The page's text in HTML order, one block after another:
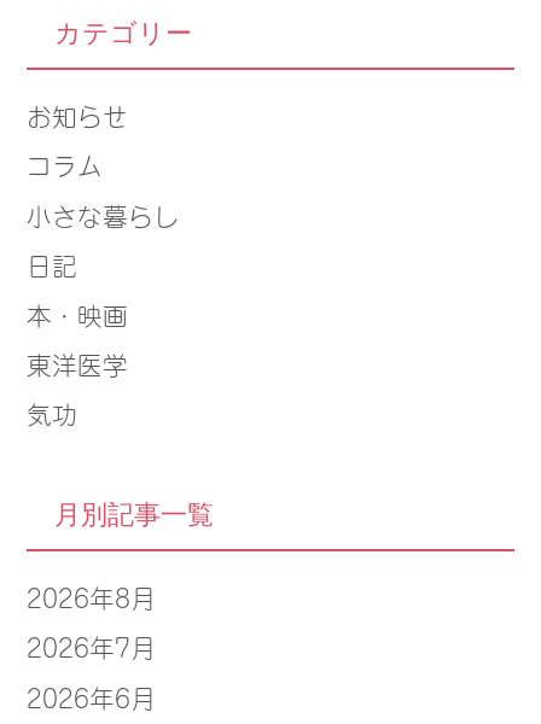
カテゴリー
お知らせ
コラム
小さな暮らし
日記
本・映画
東洋医学
気功
月別記事一覧
2026年8月
2026年7月
2026年6月